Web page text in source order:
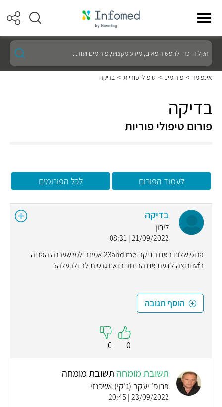
הקלידו
כדי
לחפש
רופאים,
מידע
ועוד...
אינפומד > פורומים > טיפולי פוריות > בדיקה
בדיקה
פורום טיפולי פוריות
לעמוד הפורום לכל הפורומים
בדיקה
לירון
21/09/2022 | 08:31
פרופ שלום האם בדיקת 23and me אמינה למי שעברה הפריה
בivf ורוצה לדעת אם התינוק תואם גנטית לה ולבעלה?
הוסף תגובה
0
0
תשובת מומחה תשובת מומחה
פרופ' יעקב (ג'קי) אשכנזי
23/09/2022 | 20:45